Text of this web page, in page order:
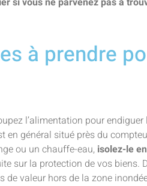
à prendre
l’alimentation pour endiguer
en général situé près du
ou un chauffe-eau, isolez-le
sur la protection de vos biens.
de valeur hors de la zone